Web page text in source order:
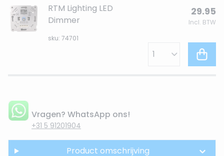
RTM Lighting LED
Dimmer
sku: 74701
29.95
Incl. BTW
Vragen? WhatsApp ons!
+31 5 91201904
Product omschrijving